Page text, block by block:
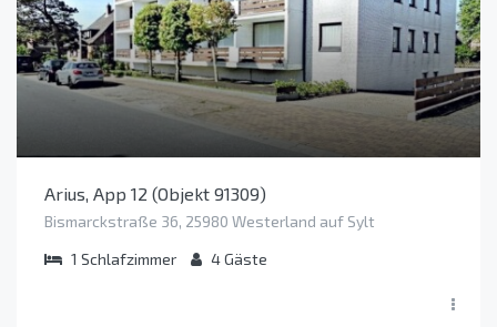
Arius, App 12 (Objekt 91309)
Bismarckstraße 36, 25980 Westerland auf Sylt
1 Schlafzimmer 4Gäste